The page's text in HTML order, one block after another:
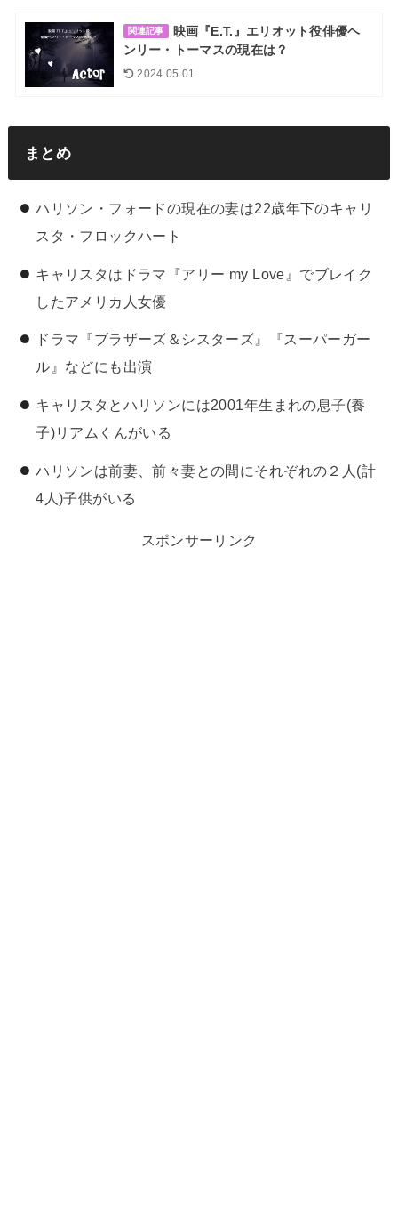
関連記事
映画『E.T.』エリオット役俳優ヘ
ンリー・トーマスの現在は？
2024.05.01
まとめ
ハリソン・フォードの現在の妻は22歳年下のキャリ
スタ・フロックハート
キャリスタはドラマ『アリー my Love』でブレイク
したアメリカ人女優
ドラマ『ブラザーズ＆シスターズ』『スーパーガー
ル』などにも出演
キャリスタとハリソンには2001年生まれの息子(養
子)リアムくんがいる
ハリソンは前妻、前々妻との間にそれぞれの２人(計
4人)子供がいる
スポンサーリンク